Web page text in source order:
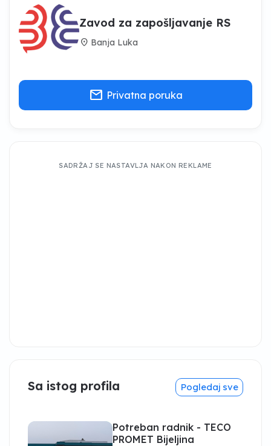
Zavod za zapošljavanje RS
location_on Banja Luka
mail Privatna poruka
SADRŽAJ SE NASTAVLJA NAKON REKLAME
Sa istog profila Pogledaj sve
Potreban radnik - TECO
PROMET Bijeljina